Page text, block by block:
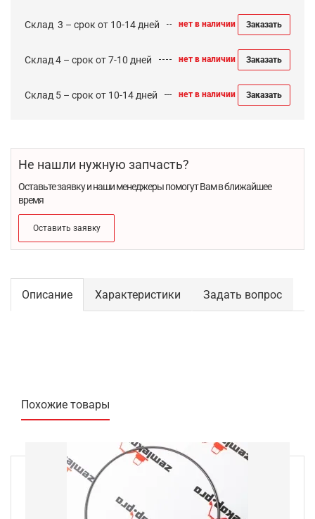
Cклад 3 – срок от 10-14 дней нет в наличии Заказать
Склад 4 – срок от 7-10 дней нет в наличии Заказать
Склад 5 – срок от 10-14 дней нет в наличии Заказать
Не нашли нужную запчасть?
Оставьте заявку и наши менеджеры помогут Вам в ближайшее
время
Оставить заявку
Описание Характеристики Задать вопрос
Похожие товары